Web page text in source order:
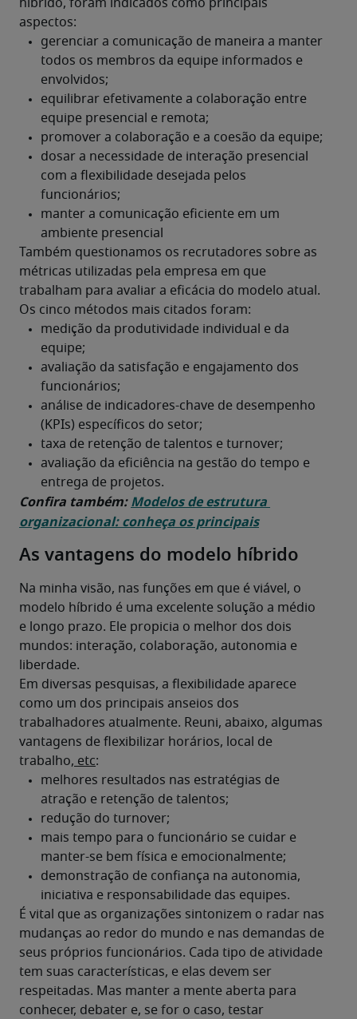
híbrido, foram indicados como principais
aspectos:
Também questionamos os recrutadores sobre as
métricas utilizadas pela empresa em que
trabalham para avaliar a eficácia do modelo atual.
Os cinco métodos mais citados foram:
Confira também: Modelos de estrutura
organizacional: conheça os principais
As vantagens do modelo híbrido
Na minha visão, nas funções em que é viável, o
modelo híbrido é uma excelente solução a médio
e longo prazo. Ele propicia o melhor dos dois
mundos: interação, colaboração, autonomia e
Em diversas pesquisas, a flexibilidade aparece
como um dos principais anseios dos
trabalhadores atualmente. Reuni, abaixo, algumas
vantagens de flexibilizar horários, local de
trabalho, etc:
É vital que as organizações sintonizem o radar nas
mudanças ao redor do mundo e nas demandas de
seus próprios funcionários. Cada tipo de atividade
tem suas características, e elas devem ser
respeitadas. Mas manter a mente aberta para
conhecer, debater e, se for o caso, testar